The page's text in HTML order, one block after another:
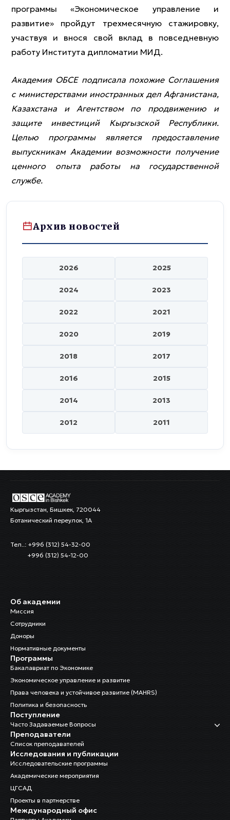
программы «Экономическое управление и
развитие» пройдут трехмесячную стажировку,
участвуя и внося свой вклад в повседневную
работу Института дипломатии МИД.
Академия ОБСЕ подписала похожие Соглашения
с министерствами иностранных дел Афганистана,
Казахстана и Агентством по продвижению и
защите инвестиций Кыргызской Республики.
Целью программы является предоставление
выпускникам Академии возможности получение
ценного опыта работы на государственной
службе.
Архив новостей
2026 2025
2024 2023
2022 2021
2020 2019
2018 2017
2016 2015
2014 2013
2012 2011
Кыргызстан, Бишкек, 720044
Ботанический переулок, 1А
Тел..: +996 (312) 54-32-00
+996 (312) 54-12-00
Об академии
Миссия
Сотрудники
Доноры
Нормативные документы
Программы
Бакалавриат по Экономике
Экономическое управление и развитие
Права человека и устойчивое развитие (MAHRS)
Политика и безопасность
Поступление
Часто Задаваемые Вопросы
Преподаватели
Список преподавателей
Исследования и публикации
Исследовательские программы
Академические мероприятия
ЦГСАД
Проекты в партнерстве
Международный офис